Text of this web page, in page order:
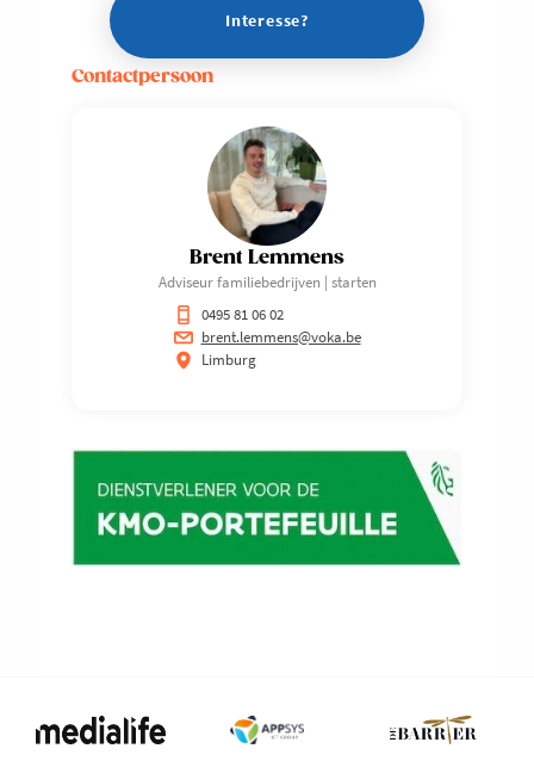
Interesse?
Contactpersoon
Brent Lemmens
Adviseur familiebedrijven | starten
0495 81 06 02
brent.lemmens@voka.be
Limburg